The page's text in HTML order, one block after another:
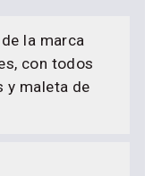
la marca
con todos
y maleta de